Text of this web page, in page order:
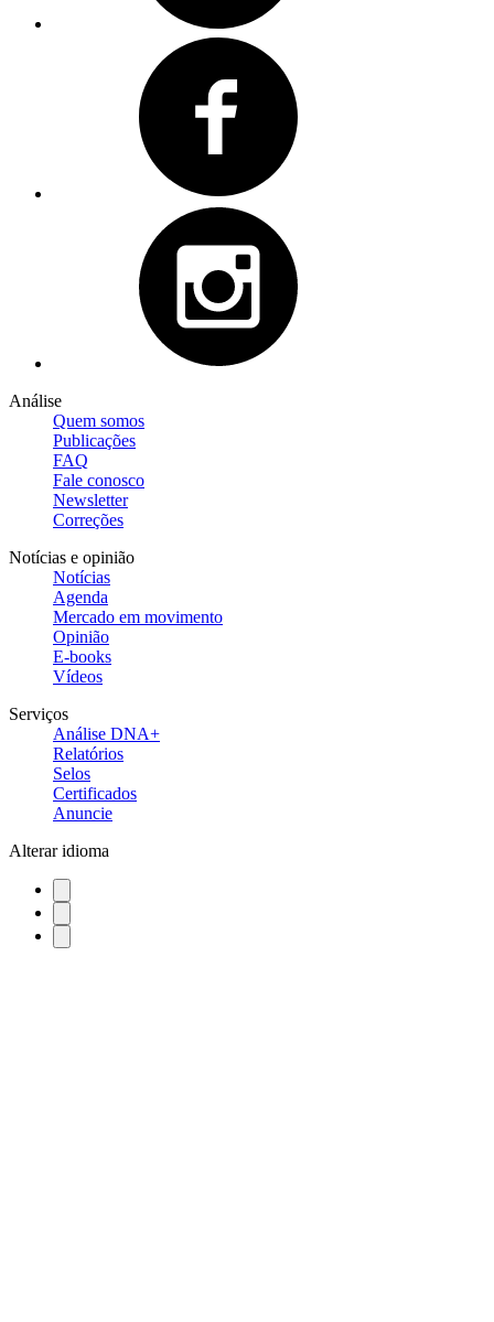
Análise
Quem somos
Publicações
FAQ
Fale conosco
Newsletter
Correções
Notícias e opinião
Notícias
Agenda
Mercado em movimento
Opinião
E-books
Vídeos
Serviços
Análise DNA+
Relatórios
Selos
Certificados
Anuncie
Alterar idioma